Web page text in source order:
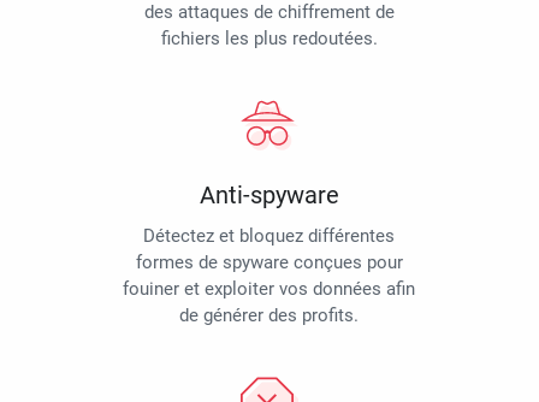
des attaques de chiffrement de
fichiers les plus redoutées.
Anti-spyware
Détectez et bloquez différentes
formes de spyware conçues pour
fouiner et exploiter vos données afin
de générer des profits.